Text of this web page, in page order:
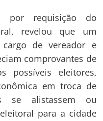
por requisição do
revelou que um
de vereador e
comprovantes de
possíveis eleitores,
em troca de
se alistassem ou
para a cidade